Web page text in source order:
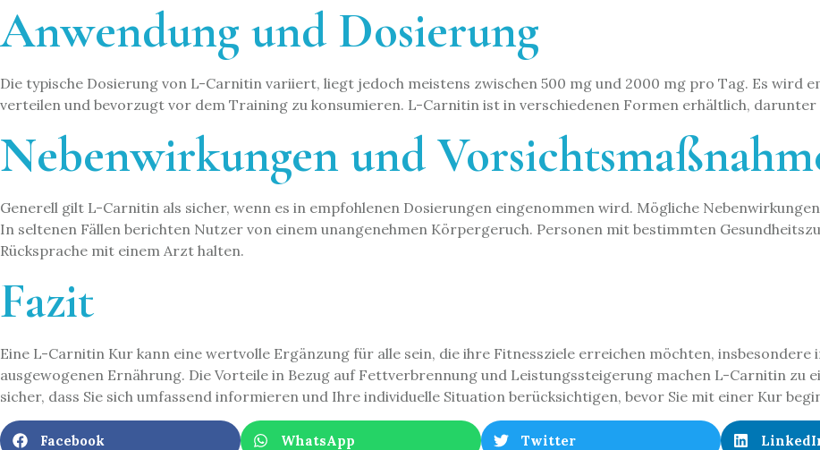
Anwendung und Dosierung
Die typische Dosierung von L-Carnitin variiert, liegt jedoch meistens zwischen 500 mg und 2000 mg pro Tag. Es wird
verteilen und bevorzugt vor dem Training zu konsumieren. L-Carnitin ist in verschiedenen Formen erhältlich, darunter
Nebenwirkungen und
Generell gilt L-Carnitin als sicher, wenn es in empfohlenen Dosierungen eingenommen wird. Mögliche
In seltenen Fällen berichten Nutzer von einem unangenehmen Körpergeruch. Personen mit bestimmten
Rücksprache mit einem Arzt halten.
Fazit
Eine L-Carnitin Kur kann eine wertvolle Ergänzung für alle sein, die ihre Fitnessziele erreichen möchten,
ausgewogenen Ernährung. Die Vorteile in Bezug auf Fettverbrennung und Leistungssteigerung machen L-Carnitin zu
sicher, dass Sie sich umfassend informieren und Ihre individuelle Situation berücksichtigen, bevor Sie mit einer Kur
Facebook WhatsApp Twitter